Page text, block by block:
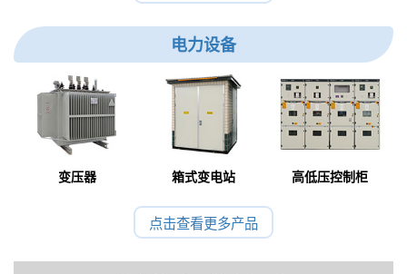
电力设备
变压器 箱式变电站 高低压控制柜
点击查看更多产品